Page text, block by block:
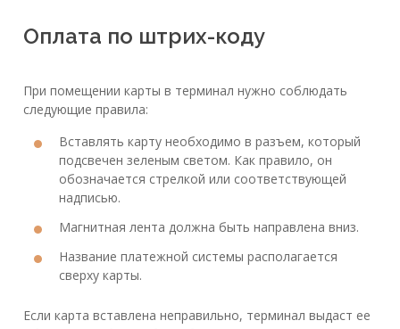
Оплата по штрих-коду
При помещении карты в терминал нужно соблюдать
следующие правила:
Вставлять карту необходимо в разъем, который
подсвечен зеленым светом. Как правило, он
обозначается стрелкой или соответствующей
надписью.
Магнитная лента должна быть направлена вниз.
Название платежной системы располагается
сверху карты.
Если карта вставлена неправильно, терминал выдаст ее